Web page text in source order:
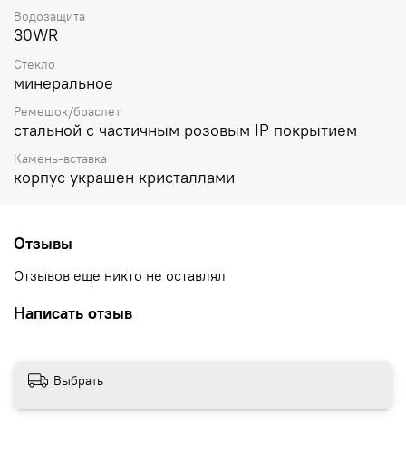
Водозащита
30WR
Стекло
минеральное
Ремешок/браслет
стальной с частичным розовым IP покрытием
Камень-вставка
корпус украшен кристаллами
Отзывы
Отзывов еще никто не оставлял
Написать отзыв
Выбрать